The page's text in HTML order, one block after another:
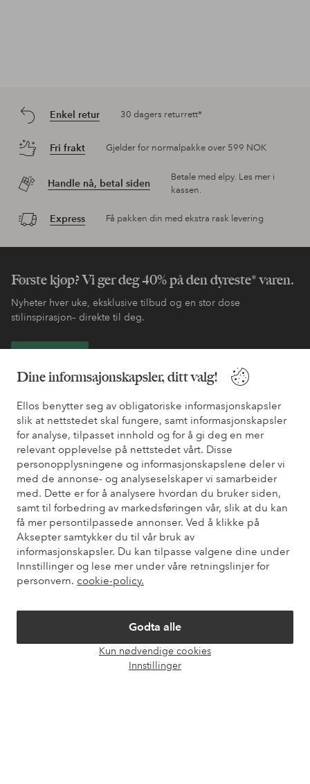
Dine informsajonskapsler, ditt valg!
Ellos benytter seg av obligatoriske informasjonskapsler
slik at nettstedet skal fungere, samt informasjonskapsler
for analyse, tilpasset innhold og for å gi deg en mer
relevant opplevelse på nettstedet vårt. Disse
personopplysningene og informasjonskapslene deler vi
med de annonse- og analyseselskaper vi samarbeider
med. Dette er for å analysere hvordan du bruker siden,
samt til forbedring av markedsføringen vår, slik at du kan
få mer persontilpassede annonser. Ved å klikke på
Aksepter samtykker du til vår bruk av
informasjonskapsler. Du kan tilpasse valgene dine under
Innstillinger og lese mer under våre retningslinjer for
personvern. cookie-policy.
Godta alle
Kun nødvendige cookies
Innstillinger
Enkel retur 30 dagers returrett*
Fri frakt Gjelder for normalpakke over 599 NOK
Handle nå, betal siden
Betale med elpy. Les mer i
kassen.
Express Få pakken din med ekstra rask levering
Første kjøp? Vi ger deg 40% på den dyreste* varen.
Nyheter hver uke, eksklusive tilbud og en stor dose
stilinspirasjon– direkte til deg.
Trenger du hjelp?
Du finner svar på de vanligste spørsmålene i vår FAQ. Du finner
også informasjon om hvordan du kan kontakte oss.
Kundeservice Betalingsmåte
Mine sider
Om Ellos